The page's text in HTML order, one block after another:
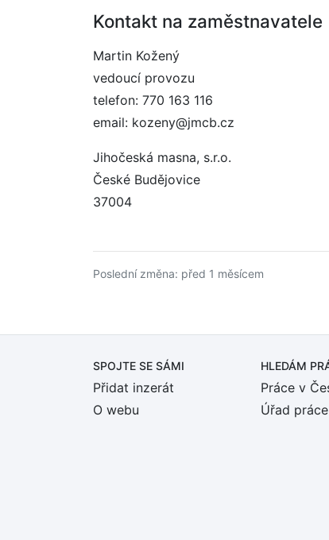
Kontakt na zaměstnavatele
Martin Kožený
vedoucí provozu
telefon: 770 163 116
email: kozeny@jmcb.cz
Jihočeská masna, s.r.o.
České Budějovice
37004
Poslední změna: před 1 měsícem
SPOJTE SE SÁMI
Přidat inzerát
O webu
HLEDÁM
Práce v
Úřad